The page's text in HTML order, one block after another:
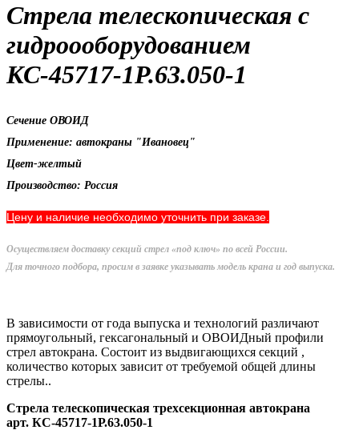
Стрела телескопическая с
гидроооборудованием
КС-45717-1Р.63.050-1
Сечение ОВОИД
Применение: автокраны "Ивановец"
Цвет-желтый
Производство: Россия
Цену и наличие необходимо уточнить при заказе.
Осуществляем доставкусекций стрел «под ключ» по всей России.
Для точного подбора, просим в заявке указывать модель крана и год выпуска.
В зависимости от года выпуска и технологий различают
прямоугольный, гексагональный и ОВОИДный профили
стрел автокрана. Состоит из выдвигающихся секций ,
количество которых зависит от требуемой общей длины
стрелы..
Стрела телескопическая трехсекционная автокрана
арт. КС-45717-1Р.63.050-1